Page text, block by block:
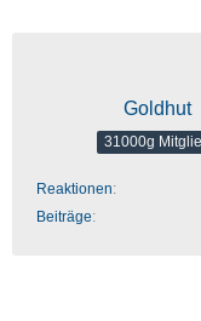
Goldhut
31000g
Reaktionen
Beiträge